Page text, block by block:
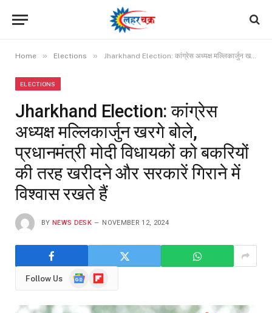
Home » Elections » Jharkhand Election: कांग्रेस अध्यक्ष मल्लिकार्जुन खरगे बोले, प्रधानमंत्री मोदी विधायकों को बकरियों की तरह खरीदने और सरकारें गिराने में विश्वास रखते हैं
ELECTIONS
Jharkhand Election: कांग्रेस
अध्यक्ष मल्लिकार्जुन खरगे बोले,
प्रधानमंत्री मोदी विधायकों को बकरियों
की तरह खरीदने और सरकारें गिराने में
विश्वास रखते हैं
BY NEWS DESK NOVEMBER 12, 2024
Follow Us
GoogleFlipboard